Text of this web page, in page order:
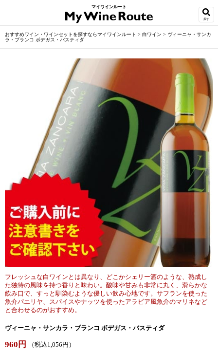
マイワインルート
探す
おすすめワイン・ワインセットを探すならマイワインルート > 白ワイン > ヴィーニャ・サンカ
ラ・ブランコ ボデガス・バスティダ
フレッシュな白ワインとは異なり、どこかシェリー酒のような、熟成し
た独特の風味を持つ香りと味わい。酸味や甘みも非常に丸く、滑らかな
飲み口で、すっと馴染むような優しい飲み心地です。サフランを使った
魚介パエリヤ、スパイスやナッツを使ったアラビア風魚介のマリネなど
と合わせるのがおすすめ。
ヴィーニャ・サンカラ・ブランコ ボデガス・バスティダ
960円 （税込1,056円）